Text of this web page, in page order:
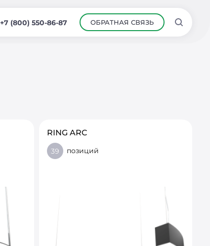
+7 (800) 550-86-87 ОБРАТНАЯ СВЯЗЬ
RING ARC
39 позиций